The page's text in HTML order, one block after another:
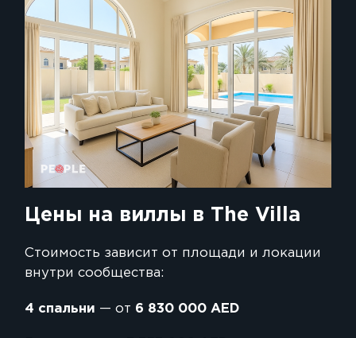
Цены на виллы в The Villa
Стоимость зависит от площади и локации
внутри сообщества:
4 спальни — от 6 830 000 AED